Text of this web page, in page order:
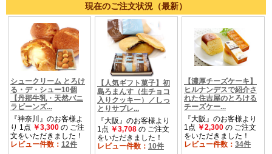
現在のご注文状況（最新）